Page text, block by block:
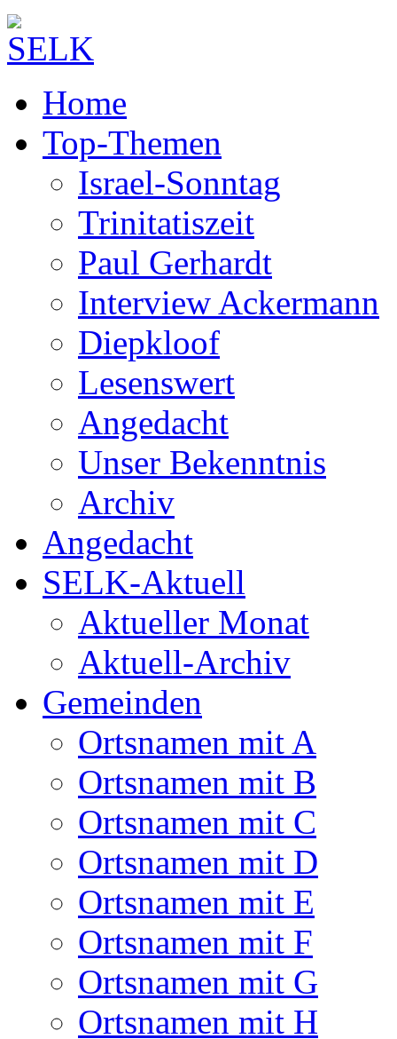
Home
Top-Themen
Israel-Sonntag
Trinitatiszeit
Paul Gerhardt
Interview Ackermann
Diepkloof
Lesenswert
Angedacht
Unser Bekenntnis
Archiv
Angedacht
SELK-Aktuell
Aktueller Monat
Aktuell-Archiv
Gemeinden
Ortsnamen mit A
Ortsnamen mit B
Ortsnamen mit C
Ortsnamen mit D
Ortsnamen mit E
Ortsnamen mit F
Ortsnamen mit G
Ortsnamen mit H